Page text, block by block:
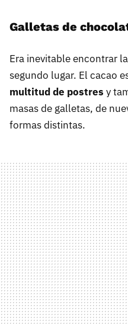
Galletas de
Era inevitable encontrar
segundo lugar. El cacao
multitud de postres y
masas de galletas, de
formas distintas.